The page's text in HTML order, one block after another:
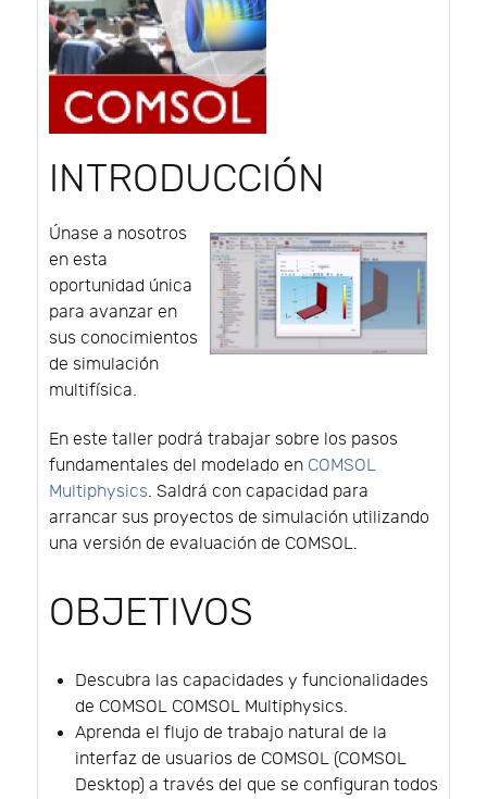
INTRODUCCIÓN
Únase a nosotros
en esta
oportunidad única
para avanzar en
sus conocimientos
de simulación
multifísica.
En este taller podrá trabajar sobre los pasos
fundamentales del modelado en COMSOL
Multiphysics. Saldrá con capacidad para
arrancar sus proyectos de simulación utilizando
una versión de evaluación de COMSOL.
OBJETIVOS
Descubra las capacidades y funcionalidades
de COMSOL COMSOL Multiphysics.
Aprenda el flujo de trabajo natural de la
interfaz de usuarios de COMSOL (COMSOL
Desktop) a través del que se configuran todos